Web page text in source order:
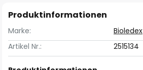
Produktinformationen
Marke:
Bioledex
Artikel Nr.:
2515134